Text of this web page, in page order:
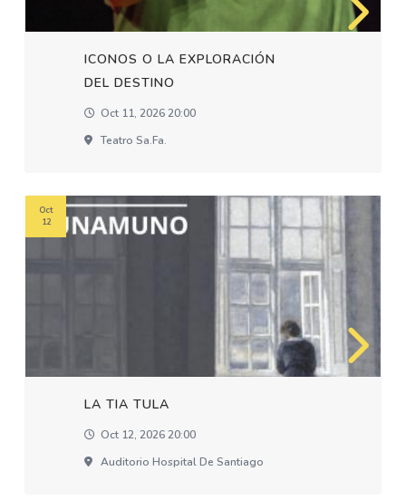
ICONOS O LA EXPLORACIÓN
DEL DESTINO
Oct 11, 2026 20:00
Teatro Sa.fa.
LA TIA TULA
Oct 12, 2026 20:00
Auditorio Hospital De Santiago
Oct
12